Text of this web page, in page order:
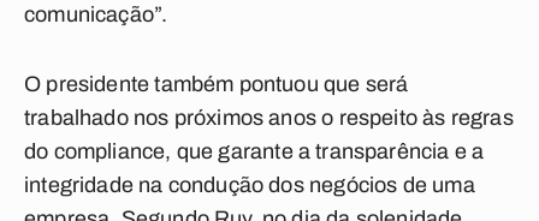
comunicação”.
O presidente também pontuou que será
trabalhado nos próximos anos o respeito às regras
do compliance, que garante a transparência e a
integridade na condução dos negócios de uma